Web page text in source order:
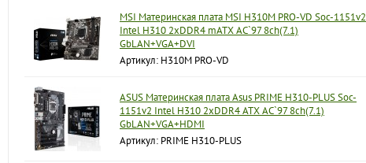
MSI Материнская плата MSI H310M PRO-VD Soc-1151v2
Intel H310 2xDDR4 mATX AC`97 8ch(7.1)
GbLAN+VGA+DVI
Артикул: H310M PRO-VD
ASUS Материнская плата Asus PRIME H310-PLUS Soc-
1151v2 Intel H310 2xDDR4 ATX AC`97 8ch(7.1)
GbLAN+VGA+HDMI
Артикул: PRIME H310-PLUS